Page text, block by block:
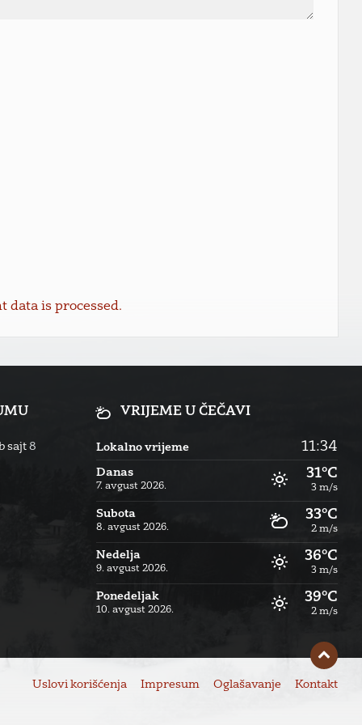
data is processed.
sajt 8
VRIJEME U ČEČAVI
Lokalno vrijeme 11:34
Danas
7. avgust 2026.
31°C
3 m/s
Subota
8. avgust 2026.
33°C
2 m/s
Nedelja
9. avgust 2026.
36°C
3 m/s
Ponedeljak
10. avgust 2026.
39°C
2 m/s
Uslovi korišćenja Impresum Oglašavanje Kontakt